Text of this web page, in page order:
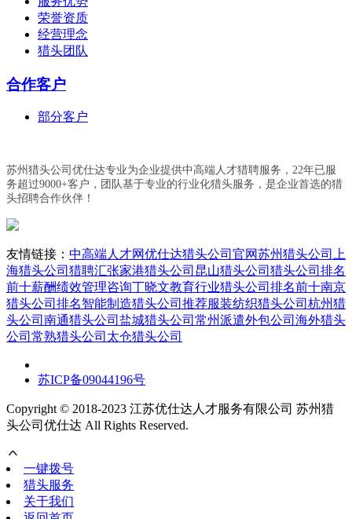
荣誉资质
经营理念
猎头团队
合作客户
部分客户
苏州猎头公司优仕达专业为企业提供中高端人才猎聘服务，22年已服
务超过9000+客户，团队基于专业的行业化猎头服务，是企业首选的猎
头招聘合作伙伴！
友情链接： 中高端人才网优仕达猎头公司官网苏州猎头公司 上
海猎头公司 猎聘汇张家港猎头公司 昆山猎头公司 猎头公司排名
前十薪酬绩效管理咨询丁晓文教育行业猎头公司排名前十南京
猎头公司排名智能制造猎头公司推荐服装纺织猎头公司 杭州猎
头公司 南通猎头公司 盐城猎头公司 常州派遣外包公司 海外猎头
公司 常熟猎头公司 太仓猎头公司
苏ICP备09044196号
Copyright © 2018-2023 江苏优仕达人才服务有限公司 苏州猎
头公司优仕达 All Rights Reserved.
一键拨号
猎头服务
关于我们